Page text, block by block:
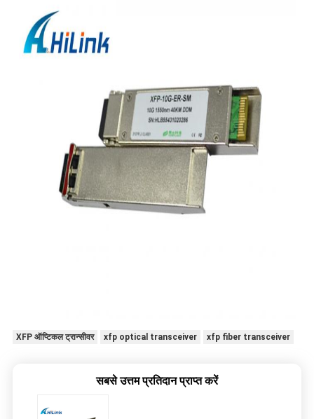
XFP ऑप्टिकल ट्रान्सीवर xfp optical transceiver xfp fiber transceiver
सबसे उत्तम प्रतिदान प्राप्त करें